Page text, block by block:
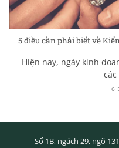
5 điều cần phải biết về
Hiện nay, ngày kinh
6
Số 1B, ngách 29, ngõ